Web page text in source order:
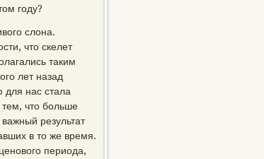
году?
слона.
что скелет
таким
лет назад
для нас стала
тем, что больше
результат
в то же время.
периода,